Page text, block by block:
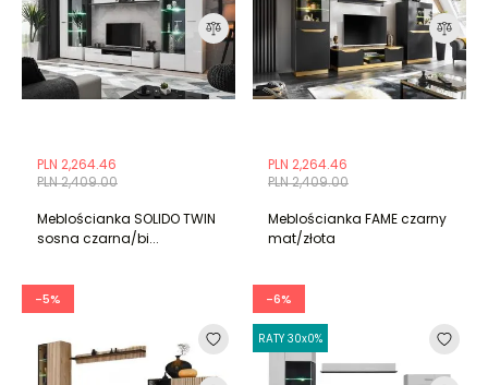
PLN 2,409.00
PLN 2,264.46
Meblościanka SOLIDO TWIN
sosna czarna/bi...
PLN 2,409.00
PLN 2,264.46
Meblościanka FAME czarny
mat/złota
-5% -6%
RATY 30x0%